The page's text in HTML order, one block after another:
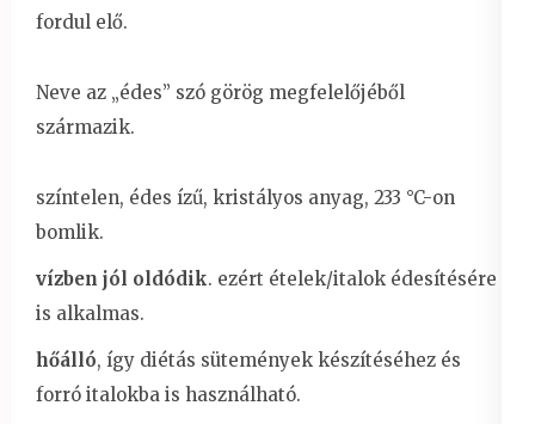
fordul elő.
Neve az „édes” szó görög megfelelőjéből
származik.
színtelen, édes ízű, kristályos anyag, 233 °C-on
bomlik.
vízben jól oldódik. ezért ételek/italok édesítésére
is alkalmas.
hőálló, így diétás sütemények készítéséhez és
forró italokba is használható.